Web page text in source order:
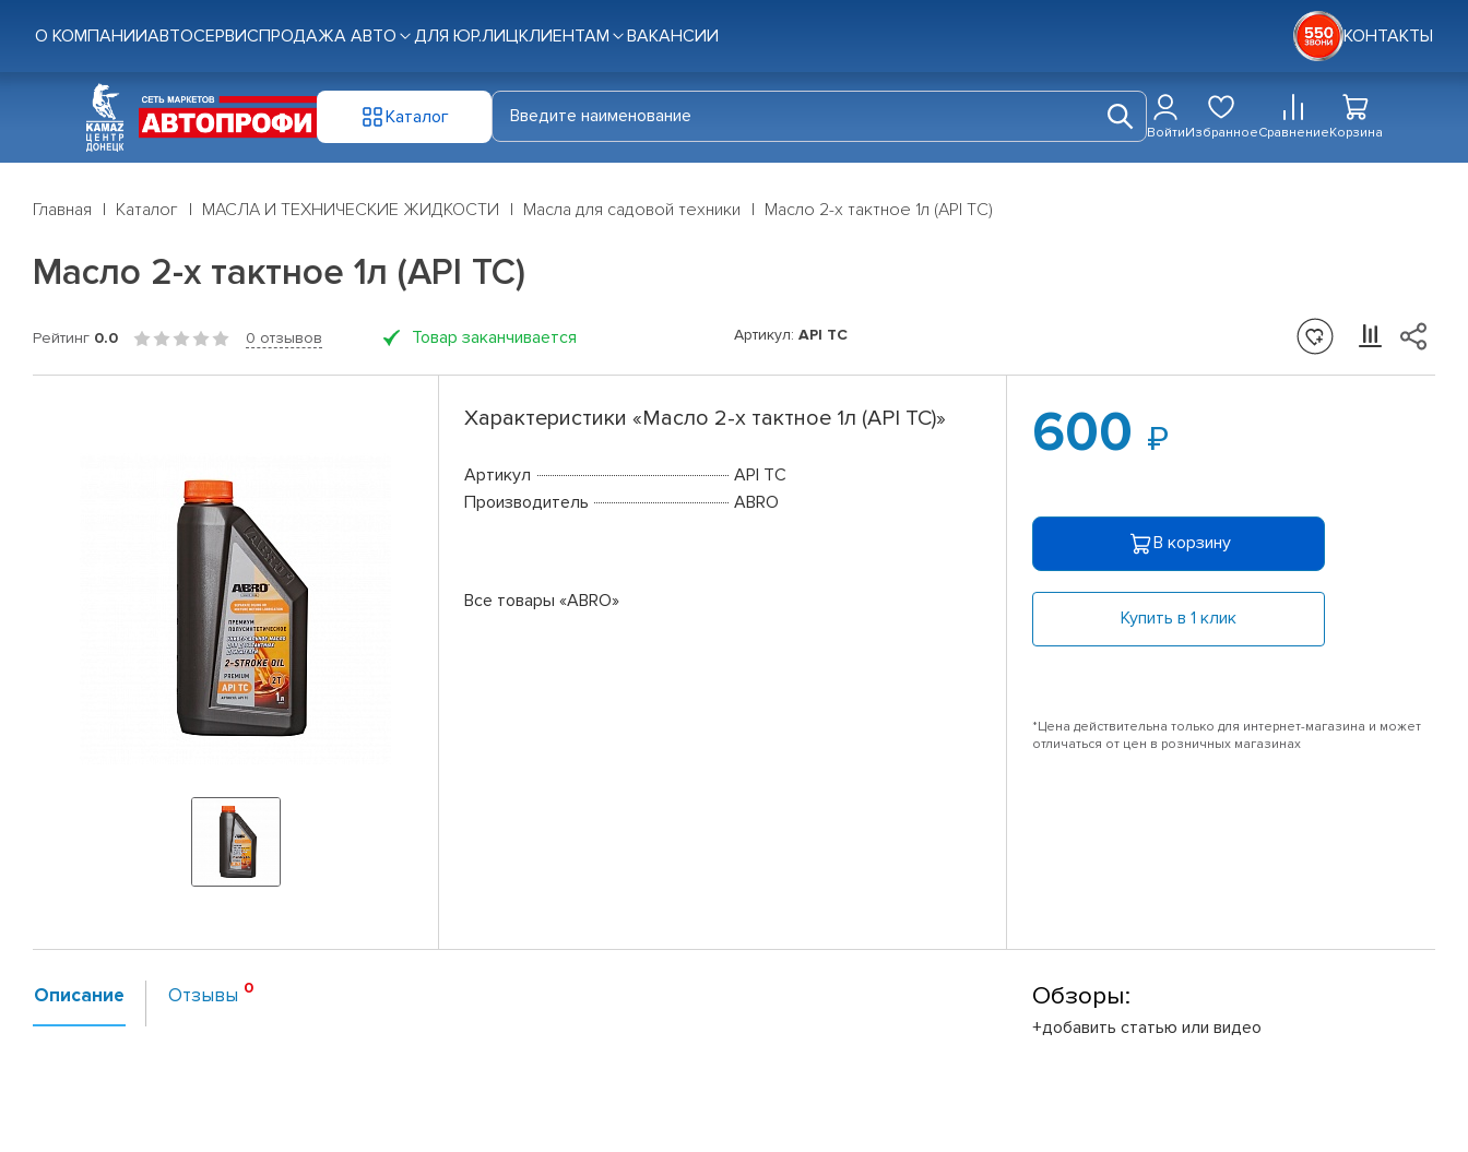
О КОМПАНИИАВТОСЕРВИСПРОДАЖА АВТО ДЛЯ ЮР.ЛИЦКЛИЕНТАМ ВАКАНСИИ КОНТАКТЫ
Каталог
ВойтиИзбранноеСравнениеКорзина
Главная Каталог МАСЛА И ТЕХНИЧЕСКИЕ ЖИДКОСТИ Масла для садовой техники Масло 2-х тактное 1л (API TC)
Масло 2-х тактное 1л (API TC)
Рейтинг 0.0 0 отзывов Товар заканчивается Артикул: API TC
Характеристики «Масло 2-х тактное 1л (API TC)»
Артикул
API TC
Производитель
ABRO
Все товары «ABRO»
600
В корзину
Купить в 1 клик
*Цена действительна только для интернет-магазина и может
отличаться от цен в розничных магазинах
Описание Отзывы Обзоры:
+добавить статью или видео